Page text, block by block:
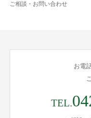
ご相談・お問い合わせ
お電
TEL.